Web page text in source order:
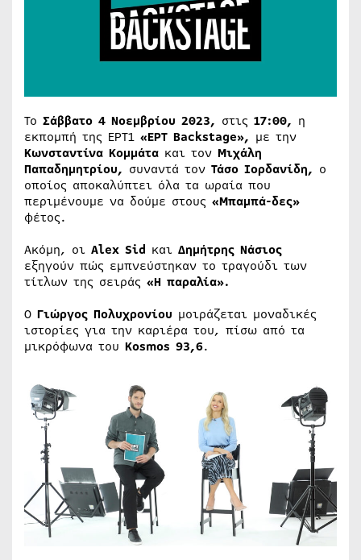
Το Σάββατο 4 Νοεμβρίου 2023, στις 17:00, η
εκπομπή της ΕΡΤ1 «ΕΡΤ Backstage», με την
Κωνσταντίνα Κομμάτα και τον Μιχάλη
Παπαδημητρίου, συναντά τον Τάσο Ιορδανίδη, ο
οποίος αποκαλύπτει όλα τα ωραία που
περιμένουμε να δούμε στους «Μπαμπά-δες»
φέτος.
Ακόμη, οι Alex Sid και Δημήτρης Νάσιος
εξηγούν πώς εμπνεύστηκαν το τραγούδι των
τίτλων της σειράς «Η παραλία».
Ο Γιώργος Πολυχρονίου μοιράζεται μοναδικές
ιστορίες για την καριέρα του, πίσω από τα
μικρόφωνα του Kosmos 93,6.